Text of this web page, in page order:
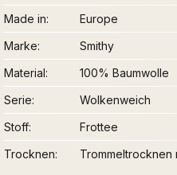
Made in
Europe
Marke
Smithy
Material
100% Baumwolle
Serie
Wolkenweich
Stoff
Frottee
Trocknen
Trommeltrocknen